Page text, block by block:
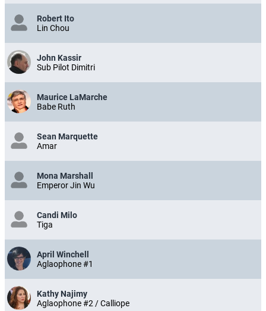
Robert Ito
Lin Chou
John Kassir
Sub Pilot Dimitri
Maurice LaMarche
Babe Ruth
Sean Marquette
Amar
Mona Marshall
Emperor Jin Wu
Candi Milo
Tiga
April Winchell
Aglaophone #1
Kathy Najimy
Aglaophone #2 / Calliope